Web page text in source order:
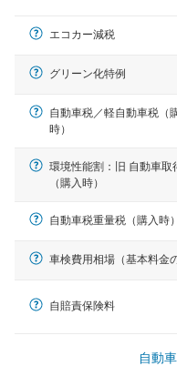
エコカー減税
グリーン化特例
自動車税／軽自動車税（
時）
環境性能割：旧 自動車取
（購入時）
自動車税重量税（購入時）
車検費用相場（基本料金
自賠責保険料
自動